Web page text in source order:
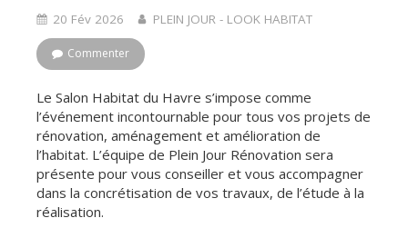
20 Fév 2026 PLEIN JOUR - LOOK HABITAT
Commenter
Le Salon Habitat du Havre s’impose comme
l’événement incontournable pour tous vos projets de
rénovation, aménagement et amélioration de
l’habitat. L’équipe de Plein Jour Rénovation sera
présente pour vous conseiller et vous accompagner
dans la concrétisation de vos travaux, de l’étude à la
réalisation.